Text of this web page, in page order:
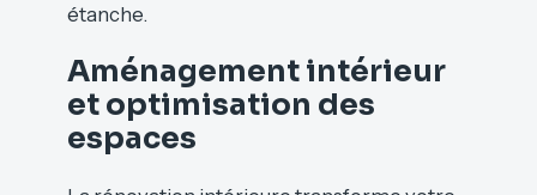
étanche.
Aménagement intérieur
et optimisation des
espaces